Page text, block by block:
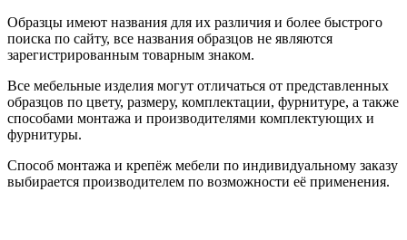
Образцы имеют названия для их различия и более быстрого
поиска по сайту, все названия образцов не являются
зарегистрированным товарным знаком.
Все мебельные изделия могут отличаться от представленных
образцов по цвету, размеру, комплектации, фурнитуре, а также
способами монтажа и производителями комплектующих и
фурнитуры.
Способ монтажа и крепёж мебели по индивидуальному заказу
выбирается производителем по возможности её применения.